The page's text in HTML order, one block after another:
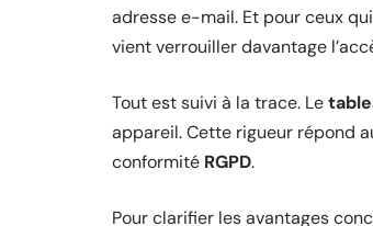
adresse e-mail. Et pour ceux
vient verrouiller davantage
Tout est suivi à la trace. Le
appareil. Cette rigueur répond
conformité RGPD.
Pour clarifier les avantages